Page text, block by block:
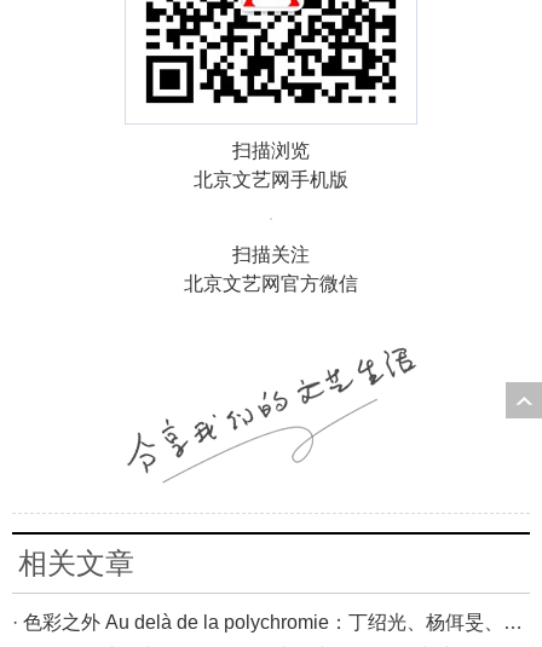
扫描浏览
北京文艺网手机版
扫描关注
北京文艺网官方微信
相关文章
· 色彩之外 Au delà de la polychromie：丁绍光、杨佴旻、Alain Cardenas·Castro巴黎展